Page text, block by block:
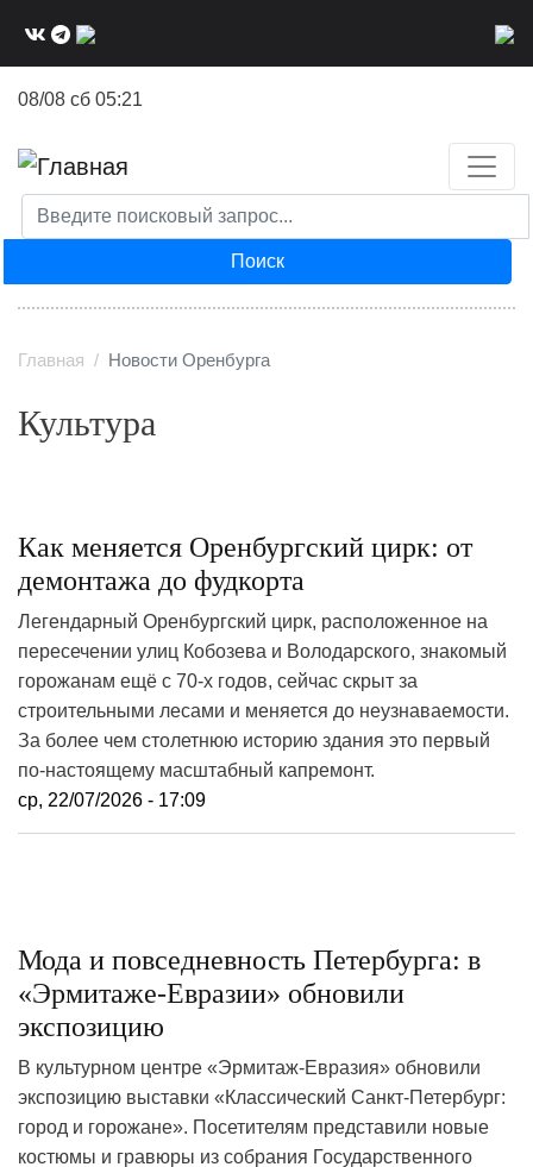
08/08 сб 05:21
Поиск
Главная Новости Оренбурга
Культура
Как меняется Оренбургский цирк: от
демонтажа до фудкорта
Легендарный Оренбургский цирк, расположенное на
пересечении улиц Кобозева и Володарского, знакомый
горожанам ещё с 70‑х годов, сейчас скрыт за
строительными лесами и меняется до неузнаваемости.
За более чем столетнюю историю здания это первый
по-настоящему масштабный капремонт.
ср, 22/07/2026 - 17:09
Мода и повседневность Петербурга: в
«Эрмитаже-Евразии» обновили
экспозицию
В культурном центре «Эрмитаж-Евразия» обновили
экспозицию выставки «Классический Санкт-Петербург:
город и горожане». Посетителям представили новые
костюмы и гравюры из собрания Государственного